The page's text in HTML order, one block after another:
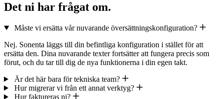
Det ni har frågat om.
Måste vi ersätta vår nuvarande översättningskonfiguration?
Nej. Sonenta läggs till din befintliga konfiguration i stället för att
ersätta den. Dina nuvarande texter fortsätter att fungera precis som
förut, och du tar till dig de nya funktionerna i din egen takt.
Är det här bara för tekniska team?
Hur migrerar vi från ett annat verktyg?
Hur faktureras ni?